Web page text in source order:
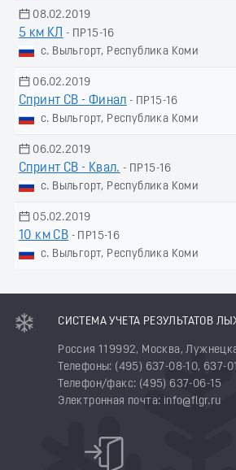
08.02.2019
5 км КЛ
- ПР15-16
с. Выльгорт, Республика Коми
06.02.2019
Спринт СВ - Финал - ПР15-16
с. Выльгорт, Республика Коми
06.02.2019
Спринт СВ - Квал. - ПР15-16
с. Выльгорт, Республика Коми
05.02.2019
10 км СВ - ПР15-16
с. Выльгорт, Республика Коми
СИСТЕМА УЧЕТА РЕЗУЛЬТАТОВ
Россия 119992, Москва,
Телефоны: (495) 637-08-10, 637-
Телефон/факс: (495) 637-06-15
Электронная почта: info@flgr.ru